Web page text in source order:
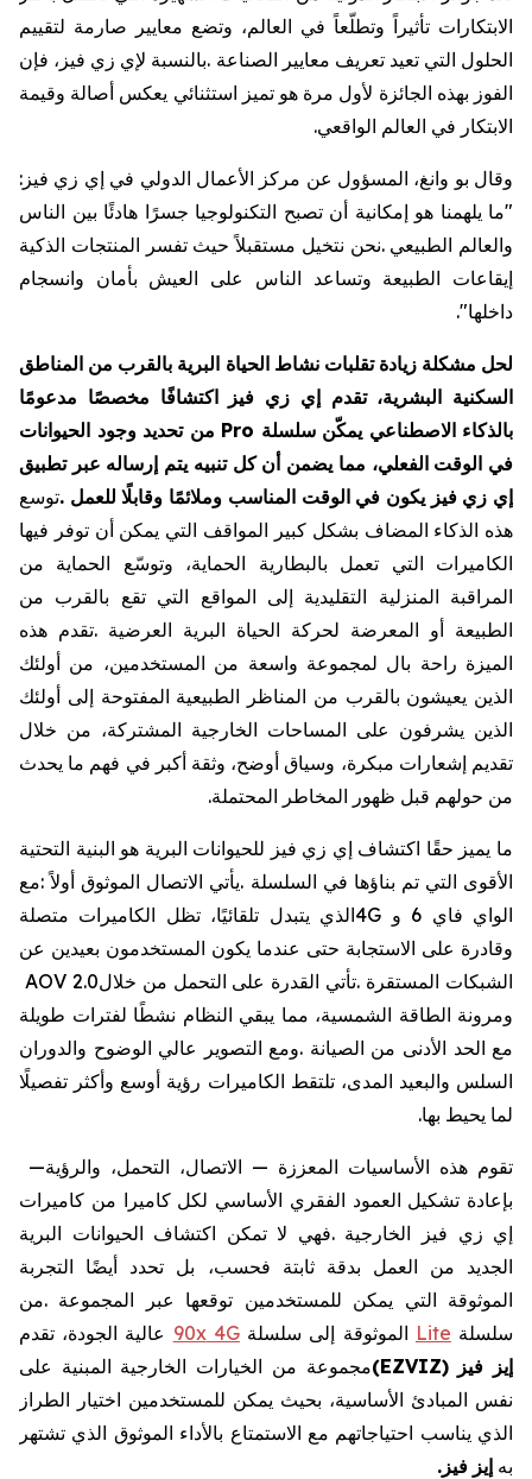
الابتكارات تأثيراً وتطلّعاً في العالم، وتضع معايير صارمة لتقييم
الحلول التي تعيد تعريف معايير الصناعة .بالنسبة لإي زي فيز، فإن
الفوز بهذه الجائزة لأول مرة هو تميز استثنائي يعكس أصالة وقيمة
الابتكار في العالم الواقعي.
وقال بو وانغ، المسؤول عن مركز الأعمال الدولي في إي زي فيز :
"ما يلهمنا هو إمكانية أن تصبح التكنولوجيا جسرًا هادئًا بين الناس
والعالم الطبيعي .نحن نتخيل مستقبلاً حيث تفسر المنتجات الذكية
إيقاعات الطبيعة وتساعد الناس على العيش بأمان وانسجام
داخلها."
لحل مشكلة زيادة تقلبات نشاط الحياة البرية بالقرب من المناطق
السكنية البشرية، تقدم إي زي فيز اكتشافًا مخصصًا مدعومًا
بالذكاء الاصطناعي يمكّن سلسلة Pro من تحديد وجود الحيوانات
في الوقت الفعلي، مما يضمن أن كل تنبيه يتم إرساله عبر تطبيق
إي زي فيز يكون في الوقت المناسب وملائمًا وقابلًا للعمل .توسع
هذه الذكاء المضاف بشكل كبير المواقف التي يمكن أن توفر فيها
الكاميرات التي تعمل بالبطارية الحماية، وتوسّع الحماية من
المراقبة المنزلية التقليدية إلى المواقع التي تقع بالقرب من
الطبيعة أو المعرضة لحركة الحياة البرية العرضية .تقدم هذه
الميزة راحة بال لمجموعة واسعة من المستخدمين، من أولئك
الذين يعيشون بالقرب من المناظر الطبيعية المفتوحة إلى أولئك
الذين يشرفون على المساحات الخارجية المشتركة، من خلال
تقديم إشعارات مبكرة، وسياق أوضح، وثقة أكبر في فهم ما يحدث
من حولهم قبل ظهور المخاطر المحتملة.
ما يميز حقًا اكتشاف إي زي فيز للحيوانات البرية هو البنية التحتية
الأقوى التي تم بناؤها في السلسلة .يأتي الاتصال الموثوق أولاً:مع
الواي فاي 6 و 4Gالذي يتبدل تلقائيًا، تظل الكاميرات متصلة
وقادرة على الاستجابة حتى عندما يكون المستخدمون بعيدين عن
الشبكات المستقرة .تأتي القدرة على التحمل من خلالAOV 2.0
ومرونة الطاقة الشمسية، مما يبقي النظام نشطًا لفترات طويلة
مع الحد الأدنى من الصيانة .ومع التصوير عالي الوضوح والدوران
السلس والبعيد المدى، تلتقط الكاميرات رؤية أوسع وأكثر تفصيلًا
لما يحيط بها.
تقوم هذه الأساسيات المعززة — الاتصال، التحمل، والرؤية—
بإعادة تشكيل العمود الفقري الأساسي لكل كاميرا من كاميرات
إي زي فيز الخارجية .فهي لا تمكن اكتشاف الحيوانات البرية
الجديد من العمل بدقة ثابتة فحسب، بل تحدد أيضًا التجربة
الموثوقة التي يمكن للمستخدمين توقعها عبر المجموعة .من
سلسلة Lite الموثوقة إلى سلسلة 90x4G عالية الجودة، تقدم
إيز فيز (EZVIZ) مجموعة من الخيارات الخارجية المبنية على
نفس المبادئ الأساسية، بحيث يمكن للمستخدمين اختيار الطراز
الذي يناسب احتياجاتهم مع الاستمتاع بالأداء الموثوق الذي تشتهر
به إيز فيز .